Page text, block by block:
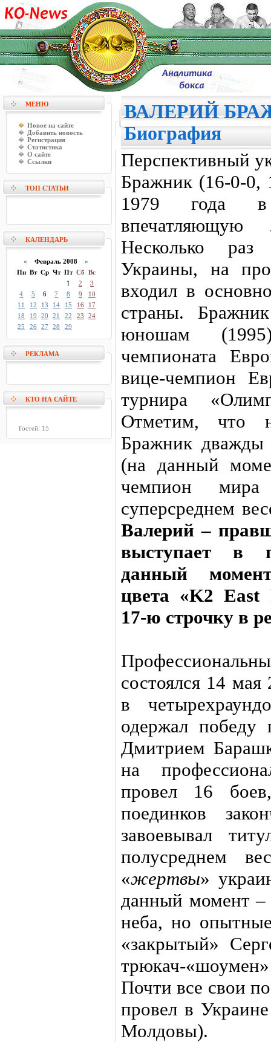
МЕНЮ
Новое на сайте
Добавить новость
Регистрация
Статистика
О сайте
Ссылки
ТОП СТАТЬИ
КАЛЕНДАРЬ
« Февраль 2008»
Пн Вт Ср Чт Пт Сб Вс
1
2
3
4
5 6 7 8 9
10
11
12 13 14 15 16
17
18
19 20 21 22 23
24
25
26 27 28 29
РЕКЛАМА
КТО НА САЙТЕ
Гостей: 15
ВАЛЕРИЙ
Биография
Перспективный
Бражник (16-0-0,
1979 года в
впечатляющую
Несколько раз
Украины, на
входил в
страны.
юношам
чемпионата
вице-чемпион
турнира
Отметим, что
Бражник
(на данный
чемпион
суперсреднем
Валерий –
выступает в
данный
цвета «K2 East
17-ю строчку в
состоялся 14
в
одержал победу
Дмитрием
на
провел 16
поединков
завоевывал
полусреднем
«жертвы»
данный момент –
неба, но
«закрытый»
трюкач-
Почти все свои
провел в
Молдовы).